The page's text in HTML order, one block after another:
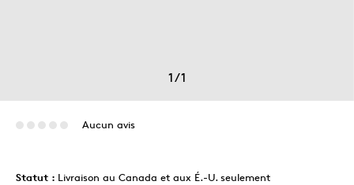
1/1
Aucun avis
Statut : Livraison au Canada et aux É.-U. seulement